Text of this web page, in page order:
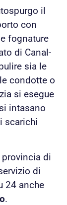
il
con
fognature
di Canal-
sia le
condotte o
si esegue
intasano
scarichi
di
di
24 anche
.